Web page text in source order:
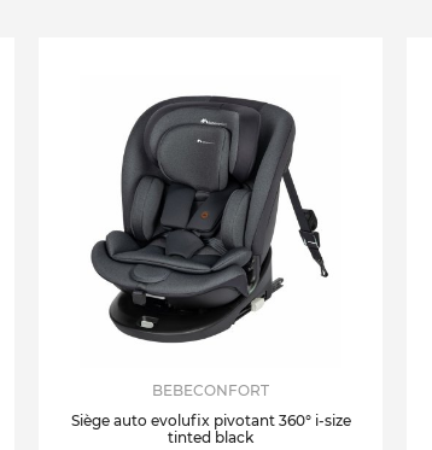
BEBECONFORT
Siège auto evolufix pivotant 360° i-size
tinted black